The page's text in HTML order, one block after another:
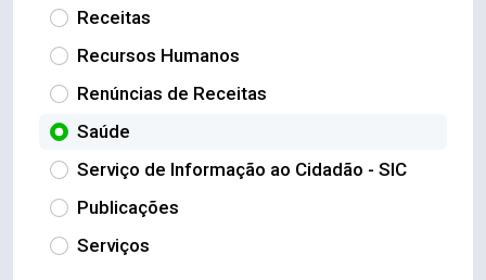
Receitas
Recursos Humanos
Renúncias de Receitas
Saúde
Serviço de Informação ao Cidadão - SIC
Publicações
Serviços